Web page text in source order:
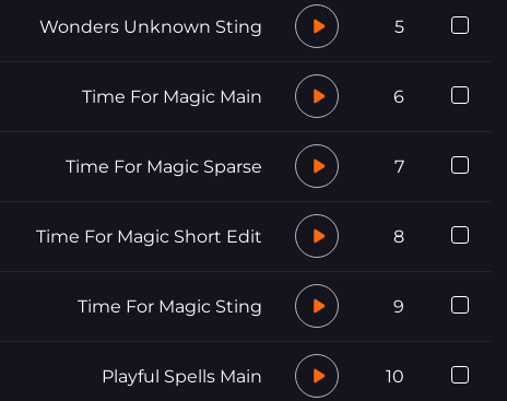
5
Wonders Unknown Sting
6
Time For Magic Main
7
Time For Magic Sparse
8
Time For Magic Short Edit
9
Time For Magic Sting
10
Playful Spells Main